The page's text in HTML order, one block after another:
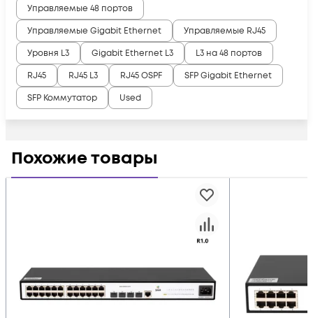
Управляемые 48 портов
Управляемые Gigabit Ethernet
Управляемые RJ45
Уровня L3
Gigabit Ethernet L3
L3 на 48 портов
RJ45
RJ45 L3 RJ45 OSPF
SFP Gigabit Ethernet
SFP Коммутатор
Used
Похожие товары